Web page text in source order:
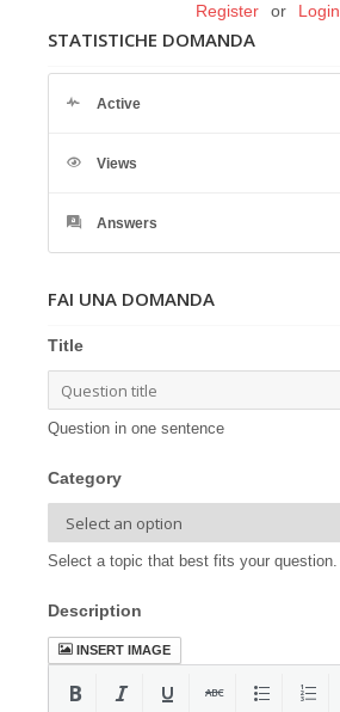
Register or Login
STATISTICHE DOMANDA
Active
Views
Answers
FAI UNA DOMANDA
Title
Question in one sentence
Category
Select a topic that best fits your question.
Description
INSERT IMAGE